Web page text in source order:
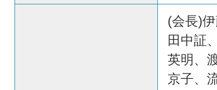
(会長)
田中証
英明、
京子、